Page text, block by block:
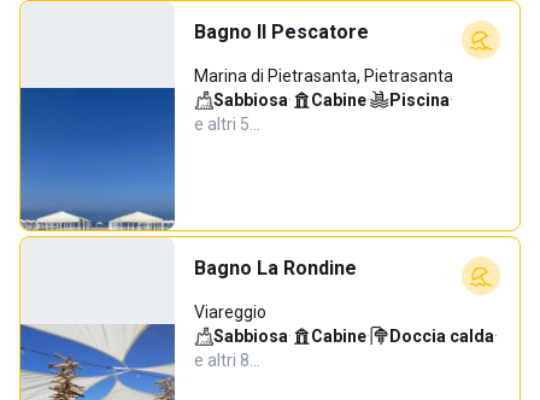
Bagno Il Pescatore
Marina di Pietrasanta, Pietrasanta
Sabbiosa· Cabine· Piscina·
e altri 5…
Bagno La Rondine
Viareggio
Sabbiosa· Cabine· Doccia calda·
e altri 8…